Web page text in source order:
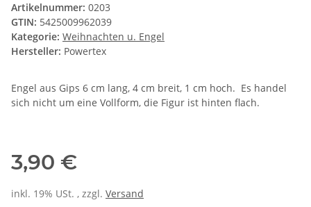
Artikelnummer: 0203
GTIN: 5425009962039
Kategorie: Weihnachten u. Engel
Hersteller: Powertex
Engel aus Gips 6 cm lang, 4 cm breit, 1 cm hoch. Es handel
sich nicht um eine Vollform, die Figur ist hinten flach.
3,90 €
inkl. 19% USt. , zzgl. Versand